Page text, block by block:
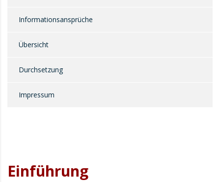
Informationsansprüche
Übersicht
Durchsetzung
Impressum
Einführung